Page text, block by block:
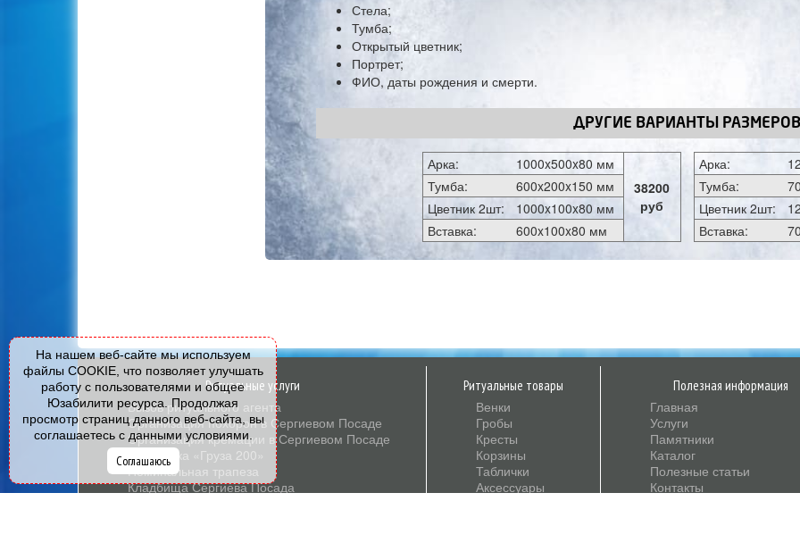
Стела;
Тумба;
Открытый цветник;
Портрет;
ФИО, даты рождения и смерти.
ДРУГИЕ ВАРИАНТЫ РАЗМЕРОВ
Арка:
1000x500x80 мм
38200
руб
Тумба:
600x200x150 мм
Цветник 2шт:
1000x100x80 мм
Вставка:
600x100x80 мм
Арка:
Тумба:
Цветник 2шт:
Вставка:
Ритуальные услуги
Вызов ритуального агента
Организация похорон в Сергиевом Посаде
Организация кремации в Сергиевом Посаде
Перевозка «Груза 200»
Поминальная трапеза
Кладбища Сергиева Посада
Ритуальные товары
Венки
Гробы
Кресты
Корзины
Таблички
Аксессуары
Полезная информация
Главная
Услуги
Памятники
Каталог
Полезные статьи
Контакты
На нашем веб-сайте мы используем
файлы COOKIE, что позволяет улучшать
работу с пользователями и общее
Юзабилити ресурса. Продолжая
просмотр страниц данного веб-сайта, вы
соглашаетесь с данными условиями.
Соглашаюсь